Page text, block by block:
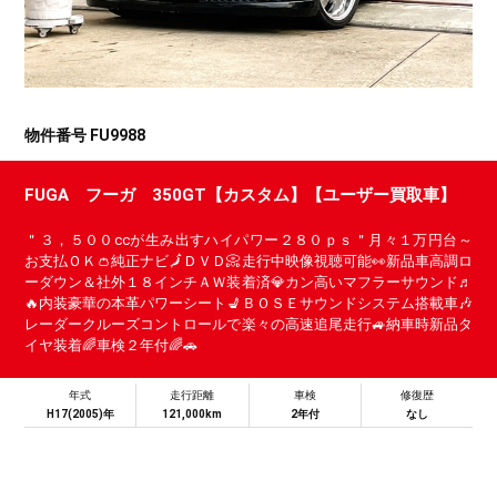
物件番号 FU9988
FUGA フーガ 350GT【カスタム】【ユーザー買取車】
＂３，５００ccが生み出すハイパワー２８０ｐｓ＂月々１万円台～
お支払ＯＫ👛純正ナビ🗾ＤＶＤ📀走行中映像視聴可能👀新品車高調ロ
ーダウン＆社外１８インチＡＷ装着済💎カン高いマフラーサウンド♬
🔥内装豪華の本革パワーシート💺ＢＯＳＥサウンドシステム搭載車🎶
レーダークルーズコントロールで楽々の高速追尾走行🚙納車時新品タ
イヤ装着🌈車検２年付🌈🚗
年式
H17(2005)年
走行距離
121,000km
車検
2年付
修復歴
なし